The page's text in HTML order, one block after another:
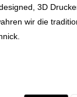
3D
wir die